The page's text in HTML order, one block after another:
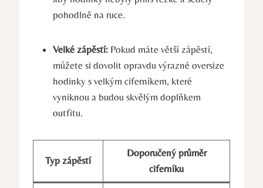
pohodlně na ruce.
Velké zápěstí: Pokud máte větší zápěstí,
můžete si dovolit opravdu výrazné oversize
hodinky s velkým ciferníkem, které
vyniknou a budou skvělým doplňkem
outfitu.
Typ zápěstí
Doporučený průměr
ciferníku